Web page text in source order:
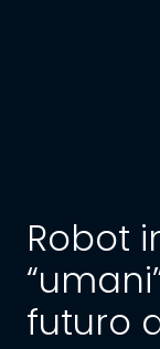
Robot
futuro